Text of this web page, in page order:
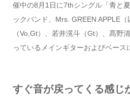
催中の8月1日に7thシングル「青と
ックバンド、Mrs. GREEN APPLE
（Vo,Gt）、若井滉斗（Gt）、髙野
っているメインギターおよびベース
すぐ音が戻ってくる感じ